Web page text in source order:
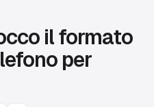
il formato
per